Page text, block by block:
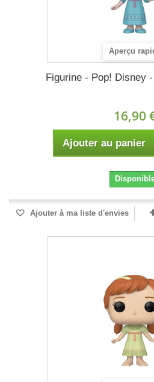
Aperçu
Figurine - Pop! Disney
16,90
Ajouter au panier
Ajouter à ma liste d'envies